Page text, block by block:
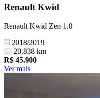
RenaultKwid
Renault Kwid Zen 1.0
2018/2019
20.838 km
R$ 45.900
Ver mais